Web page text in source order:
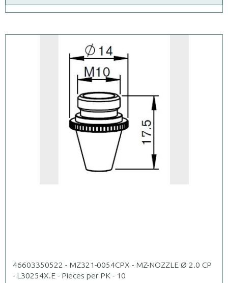
46603350522 - MZ321-0054CPX - MZ-NOZZLE Ø 2.0 CP
- L30254X.E - Pieces per PK - 10